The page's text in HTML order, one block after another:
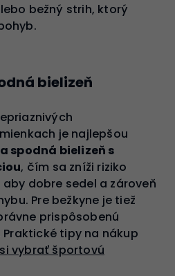
bežný strih, ktorý
bielizeň
je najlepšou
spodná bielizeň s
, čím sa zníži riziko
dobre sedel a zároveň
Pre bežkyne je tiež
prispôsobenú
tipy na nákup
vybrať športovú